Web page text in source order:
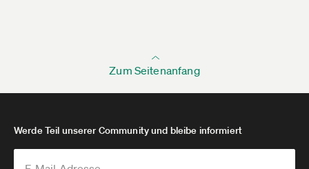
Zum Seitenanfang
Werde Teil unserer Community und bleibe informiert